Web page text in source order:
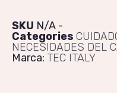
SKU N/A
Categories
NECESIDADES DEL
Marca: TEC ITALY